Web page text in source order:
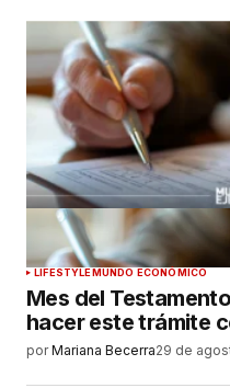
LIFESTYLEMUNDO ECONÓMICO
Mes del
hacer este trámite
por Mariana Becerra29 de